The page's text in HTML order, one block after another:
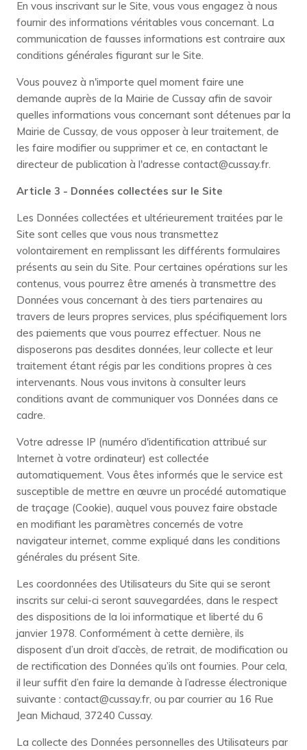
En vous inscrivant sur le Site, vous vous engagez à nous
fournir des informations véritables vous concernant. La
communication de fausses informations est contraire aux
conditions générales figurant sur le Site.
Vous pouvez à n'importe quel moment faire une
demande auprès de la Mairie de Cussay afin de savoir
quelles informations vous concernant sont détenues par la
Mairie de Cussay, de vous opposer à leur traitement, de
les faire modifier ou supprimer et ce, en contactant le
directeur de publication à l'adresse contact@cussay.fr.
Article 3 - Données collectées sur le Site
Les Données collectées et ultérieurement traitées par le
Site sont celles que vous nous transmettez
volontairement en remplissant les différents formulaires
présents au sein du Site. Pour certaines opérations sur les
contenus, vous pourrez être amenés à transmettre des
Données vous concernant à des tiers partenaires au
travers de leurs propres services, plus spécifiquement lors
des paiements que vous pourrez effectuer. Nous ne
disposerons pas desdites données, leur collecte et leur
traitement étant régis par les conditions propres à ces
intervenants. Nous vous invitons à consulter leurs
conditions avant de communiquer vos Données dans ce
cadre.
Votre adresse IP (numéro d'identification attribué sur
Internet à votre ordinateur) est collectée
automatiquement. Vous êtes informés que le service est
susceptible de mettre en œuvre un procédé automatique
de traçage (Cookie), auquel vous pouvez faire obstacle
en modifiant les paramètres concernés de votre
navigateur internet, comme expliqué dans les conditions
générales du présent Site.
Les coordonnées des Utilisateurs du Site qui se seront
inscrits sur celui-ci seront sauvegardées, dans le respect
des dispositions de la loi informatique et liberté du 6
janvier 1978. Conformément à cette dernière, ils
disposent d’un droit d’accès, de retrait, de modification ou
de rectification des Données qu’ils ont fournies. Pour cela,
il leur suffit d’en faire la demande à l’adresse électronique
suivante : contact@cussay.fr, ou par courrier au 16 Rue
Jean Michaud, 37240 Cussay.
La collecte des Données personnelles des Utilisateurs par